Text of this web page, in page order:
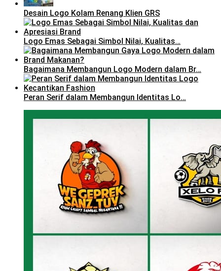
Desain Logo Kolam Renang Klien GRS
Logo Emas Sebagai Simbol Nilai, Kualitas…
Bagaimana Membangun Logo Modern dalam Br…
Peran Serif dalam Membangun Identitas Lo…